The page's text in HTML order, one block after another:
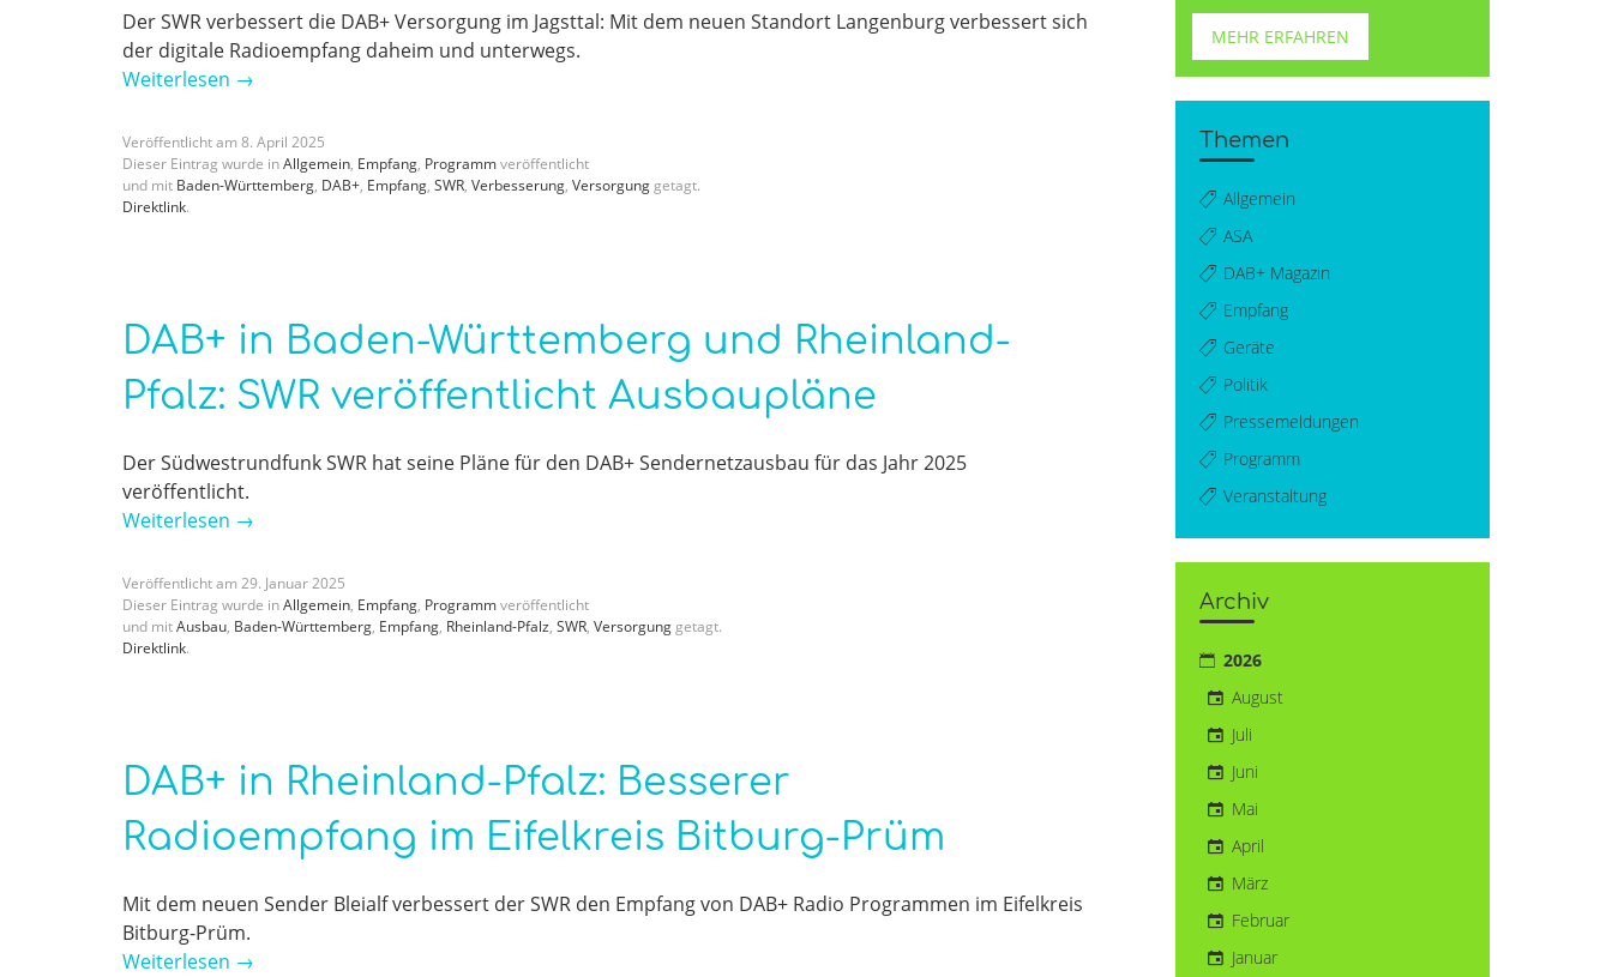
Der SWR verbessert die DAB+ Versorgung im Jagsttal: Mit dem neuen Standort Langenburg verbessert sich
der digitale Radioempfang daheim und unterwegs.
Weiterlesen →
Veröffentlicht am 8. April 2025
Dieser Eintrag wurde inAllgemein, Empfang, Programmveröffentlicht
und mit Baden-Württemberg, DAB+, Empfang, SWR, Verbesserung, Versorgung getagt.
Direktlink.
DAB+ in Baden-Württemberg und Rheinland-
Pfalz: SWR veröffentlicht Ausbaupläne
Der Südwestrundfunk SWR hat seine Pläne für den DAB+ Sendernetzausbau für das Jahr 2025
veröffentlicht.
Weiterlesen →
Veröffentlicht am 29. Januar2025
Dieser Eintrag wurde inAllgemein, Empfang, Programmveröffentlicht
und mitAusbau, Baden-Württemberg, Empfang, Rheinland-Pfalz, SWR, Versorgung getagt.
Direktlink.
DAB+ in Rheinland-Pfalz: Besserer
Radioempfang im Eifelkreis Bitburg-Prüm
Mit dem neuen Sender Bleialf verbessert der SWR den Empfang von DAB+ Radio Programmen im Eifelkreis
Bitburg-Prüm.
Weiterlesen →
MEHR ERFAHREN
Themen
Allgemein
ASA
DAB+ Magazin
Empfang
Geräte
Politik
Pressemeldungen
Programm
Veranstaltung
Archiv
2026
August
Juli
Juni
Mai
April
März
Februar
Januar